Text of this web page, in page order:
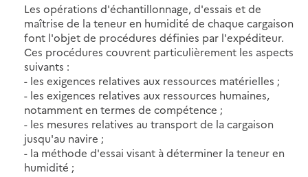
Les opérations d'échantillonnage, d'essais et de
maîtrise de la teneur en humidité de chaque cargaison
font l'objet de procédures définies par l'expéditeur.
Ces procédures couvrent particulièrement les aspects
suivants :
- les exigences relatives aux ressources matérielles ;
- les exigences relatives aux ressources humaines,
notamment en termes de compétence ;
- les mesures relatives au transport de la cargaison
jusqu'au navire ;
- la méthode d'essai visant à déterminer la teneur en
humidité ;